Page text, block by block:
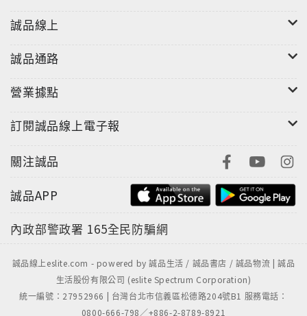
誠品線上
誠品通路
營業據點
訂閱誠品線上電子報
關注誠品
誠品APP
內政部警政署 165全民防騙網
誠品線上eslite.com - powered by 誠品生活 / 誠品書店 / 誠品物流 | 誠品
生活股份有限公司 (eslite Spectrum Corporation)
統一編號：27952966 | 台灣台北市信義區松德路204號B1 服務電話：
0800-666-798／+886-2-8789-8921